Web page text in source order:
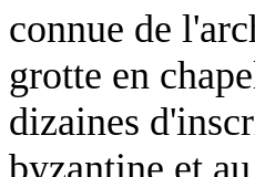
connue de
grotte en
dizaines
byzantine et